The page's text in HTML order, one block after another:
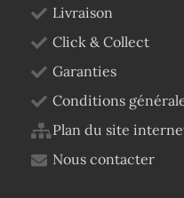
Livraison
Click & Collect
Garanties
Conditions
Plan du site
Nous contacter